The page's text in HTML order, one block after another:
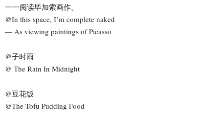
一一阅读毕加索画作。
@In this space, I’m complete naked
— As viewing paintings of Picasso
@子时雨
@ The Rain In Midnight
@豆花饭
@The Tofu Pudding Food